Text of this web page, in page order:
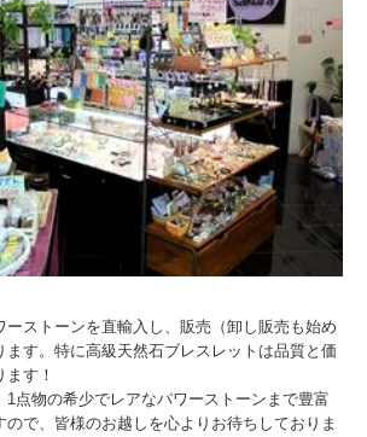
ーストーンを直輸入し、販売（卸し販売も始め
ます。特に高級天然石ブレスレットは品質と価
す！
1点物の希少でレアなパワーストーンまで豊富
ので、皆様のお越しを心よりお待ちしておりま